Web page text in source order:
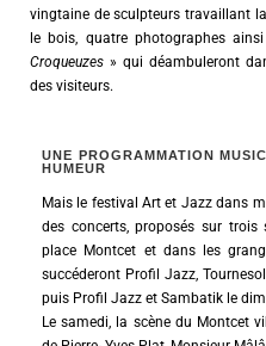
vingtaine de sculpteurs travaillant
le bois, quatre photographes
Croqueuzes » qui déambuleront
des visiteurs.
UNE PROGRAMMATION
HUMEUR
Mais le festival Art et Jazz dans
des concerts, proposés sur trois
place Montcet et dans les
succéderont Profil Jazz,
puis Profil Jazz et Sambatik le
Le samedi, la scène du Montcet